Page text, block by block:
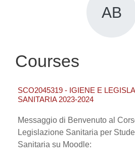
AB
Courses
SCO2045319 - IGIENE E
SANITARIA 2023-2024
Messaggio di Benvenuto al
Legislazione Sanitaria per
Sanitaria su Moodle: